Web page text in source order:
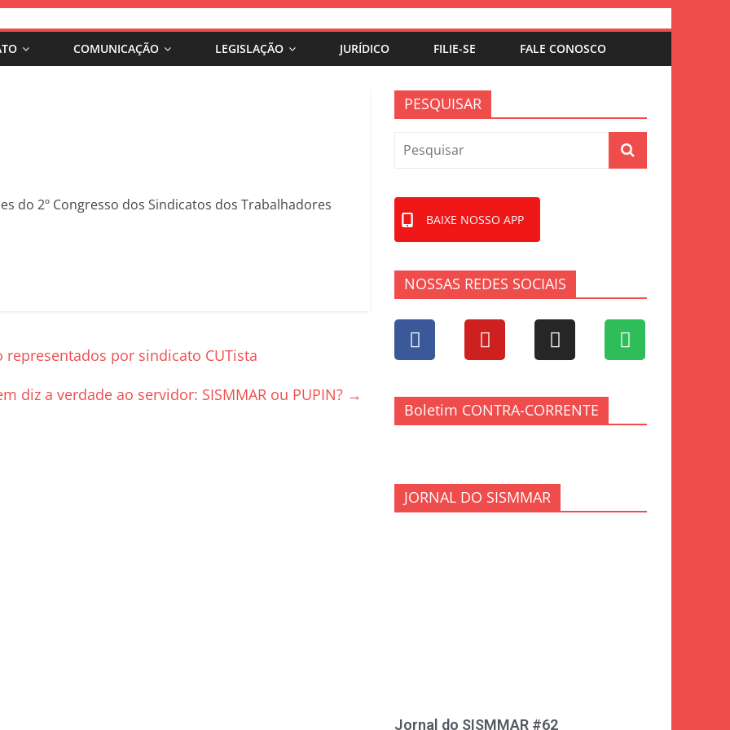
COMUNICAÇÃO LEGISLAÇÃO JURÍDICO FILIE-SE FALE CONOSCO
do 2º Congresso dos Sindicatos dos Trabalhadores
por sindicato CUTista
diz a verdade ao servidor: SISMMAR ou PUPIN? →
PESQUISAR
BAIXE NOSSO APP
NOSSAS REDES SOCIAIS
Boletim CONTRA-CORRENTE
JORNAL DO SISMMAR
Jornal do SISMMAR #62